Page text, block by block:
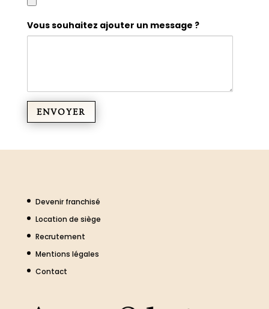
Vous souhaitez ajouter un message ?
Devenir franchisé
Location de siège
Recrutement
Mentions légales
Contact